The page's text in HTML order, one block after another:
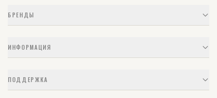
БРЕНДЫ
ИНФОРМАЦИЯ
ПОДДЕРЖКА